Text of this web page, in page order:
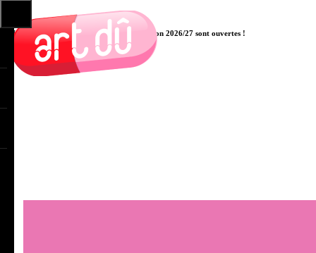
Les pré-inscriptions aux cours pour la saison 2026/27 sont ouvertes !